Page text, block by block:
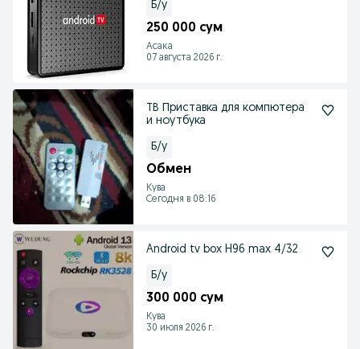
Б/у
250 000 сум
Асака
07 августа 2026 г.
ТВ Приставка для компютера
и ноутбука
Б/у
Обмен
Кува
Сегодня в 08:16
Android tv box H96 max 4/32
Б/у
300 000 сум
Кува
30 июля 2026 г.